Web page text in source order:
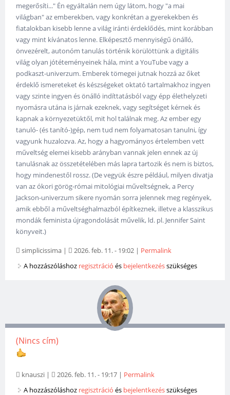
megerősíti..." Én egyáltalán nem úgy látom, hogy "a mai
világban" az emberekben, vagy konkrétan a gyerekekben és
fiatalokban kisebb lenne a világ iránti érdeklődés, mint korábban
vagy mint kívánatos lenne. Elképesztő mennyiségű önálló,
önvezérelt, autonóm tanulás történik körülöttünk a digitális
világ olyan jótéteményeinek hála, mint a YouTube vagy a
podkaszt-univerzum. Emberek tömegei jutnak hozzá az őket
érdeklő ismereteket és készségeket oktató tartalmakhoz ingyen
vagy szinte ingyen és önálló indíttatásból vagy épp élethelyzeti
nyomásra utána is járnak ezeknek, vagy segítséget kérnek és
kapnak a környezetüktől, mit hol találnak meg. Az ember egy
tanuló- (és tanító-)gép, nem tud nem folyamatosan tanulni, így
vagyunk huzalozva. Az, hogy a hagyományos értelemben vett
műveltség elemei kisebb arányban vannak jelen ennek az új
tanulásnak az összetételében más lapra tartozik és nem is biztos,
hogy mindenestől rossz. (De vegyük észre például, milyen divatja
van az ókori görög-római mitológiai műveltségnek, a Percy
Jackson-univerzum sikere nyomán sorra jelennek meg regények,
amik ebből a műveltséghalmazból építkeznek, illetve a klasszikus
mondák feminista újragondolását művelik, ld. pl. Jennifer Saint
könyveit.)
simplicissima | 2026. feb. 11. - 19:02 | Permalink
A hozzászóláshoz regisztráció és bejelentkezésszükséges
(Nincs cím)
knauszi | 2026. feb. 11. - 19:17 | Permalink
A hozzászóláshoz regisztráció és bejelentkezésszükséges